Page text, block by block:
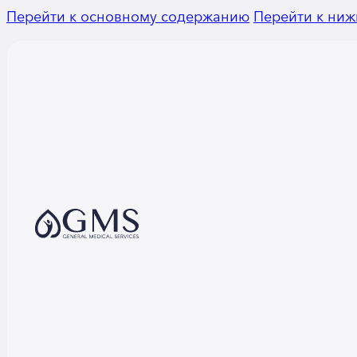
Перейти к основному содержаниюПерейти к